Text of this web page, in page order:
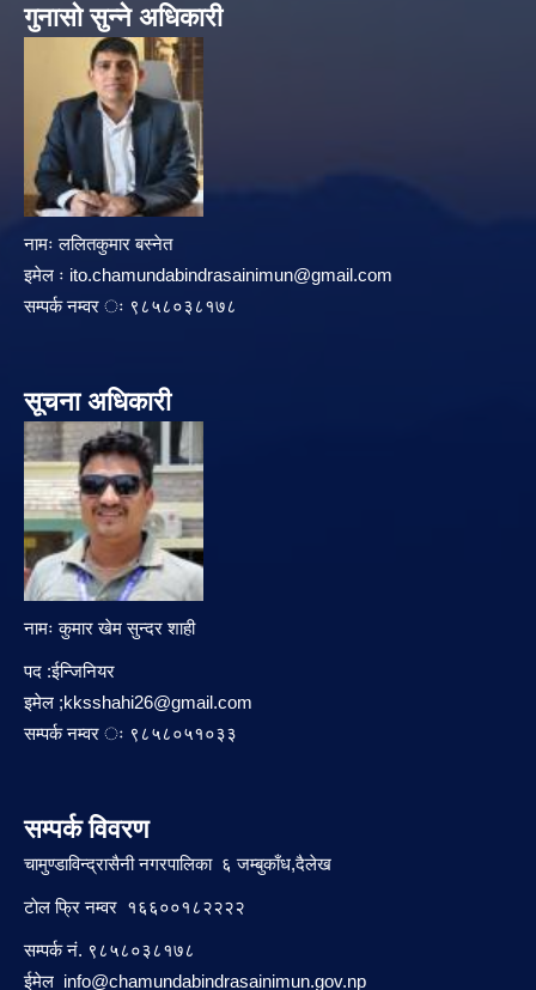
गुनासो सुन्ने अधिकारी
नामः ललितकुमार बस्नेत
इमेल ः ito.chamundabindrasainimun@gmail.com
सम्पर्क नम्वर ः ९८५८०३८१७८
सूचना अधिकारी
नामः कुमार खेम सुन्दर शाही
पद :ईन्जिनियर
इमेल ;kksshahi26@gmail.com
सम्पर्क नम्वर ः ९८५८०५१०३३
सम्पर्क विवरण
चामुण्डाविन्द्रासैनी नगरपालिका ६ जम्बुकाँध,दैलेख
टाेल फ्रि नम्वर १६६००१८२२२२
सम्पर्क नं. ९८५८०३८१७८
ईमेल info@chamundabindrasainimun.gov.np